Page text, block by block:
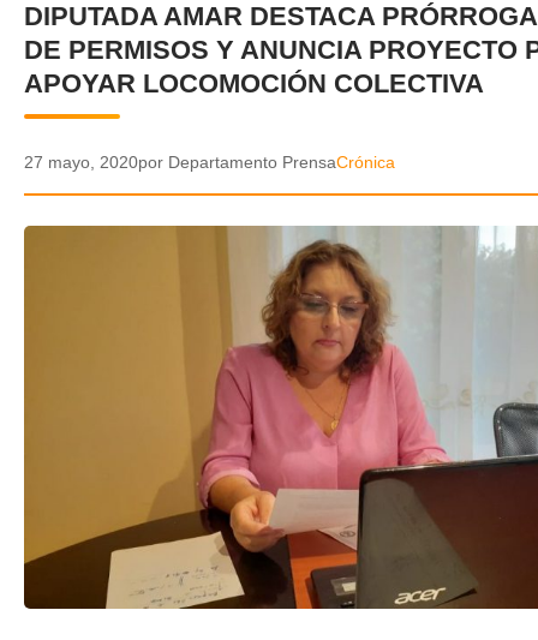
DEPORTES
ENTRETENIMIENTO Y CULTURA
GALERIA DE FOTOS
TRANSPARENCIA
✕
DIPUTADA AMAR DESTACA
DE PERMISOS Y ANUNCIA PROYECTO
APOYAR LOCOMOCIÓN COLECTIVA
27 mayo, 2020por Departamento PrensaCrónica